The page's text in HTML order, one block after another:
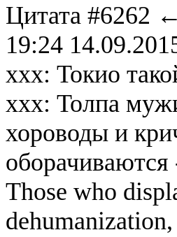
Цитата #6262
19:24
xxx: Токио
xxx: Толпа
хороводы и
Those who